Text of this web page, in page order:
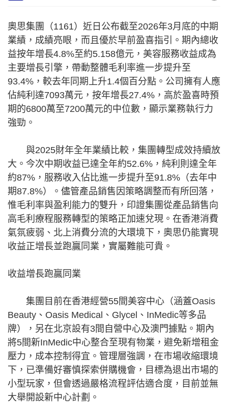
奧思集團（1161）近日公布截至2026年3月底的中期
業績，成績亮眼，而且優於早前盈喜指引。期內總收
益按年增長4.8%至約5.158億元，美容服務收益成為
主要增長引擎，帶動整體毛利率進一步提升至
93.4%，較去年同期上升1.4個百分點。公司擁有人應
佔純利達7093萬元，按年增長27.4%，高於盈喜時預
期的6800萬至7200萬元的中位數，顯示業務執行力
強勁。
與2025財年全年業績比較，集團轉型成效持續放
大。今次中期收益已達全年約52.6%，純利則達全年
約87%，服務收入佔比進一步提升至91.8%（去年中
期87.8%）。儘管產品銷售因策略調整而有所回落，
惟毛利率與盈利能力的雙升，印證集團從產品銷售向
高毛利療程服務轉型的策略正加速兌現。在香港消費
氣氛疲弱、北上消費分流的大環境下，奧思仍能實現
收益正增長並跑贏同業，實屬難能可貴。
收益增長跑贏同業
集團目前在香港經營55間美容中心（涵蓋Oasis
Beauty、Oasis Medical、Glycel、InMedic等多品
牌），另在北京設有3間自營中心及澳門據點。期內
將5間新InMedic中心整合至現有物業，避免新增租金
壓力，成本控制得宜。管理層強調，在市場收縮環境
下，已準備好審慎探索併購機會，目標為退出市場的
小型玩家，但會透過嚴格流程評估適合度，目前並無
大舉開設新中心計劃。